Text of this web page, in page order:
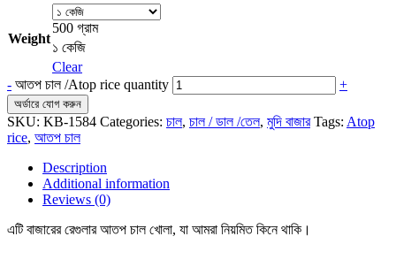
Weight
500 গ্রাম
১ কেজি
Clear
- আতপ চাল /Atop rice quantity +
অর্ডারে যোগ করুন
SKU: KB-1584 Categories: চাল, চাল / ডাল /তেল, মুদি বাজার Tags: Atop
rice, আতপ চাল
Description
Additional information
Reviews (0)
এটি বাজারের রেগুলার আতপ চাল খোলা, যা আমরা নিয়মিত কিনে থাকি।